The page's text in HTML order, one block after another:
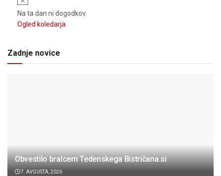
Na ta dan ni dogodkov.
Ogled koledarja
Zadnje novice
Obvestilo bralcem Tedenskega Bistričana.si
7. AVGUSTA, 2026